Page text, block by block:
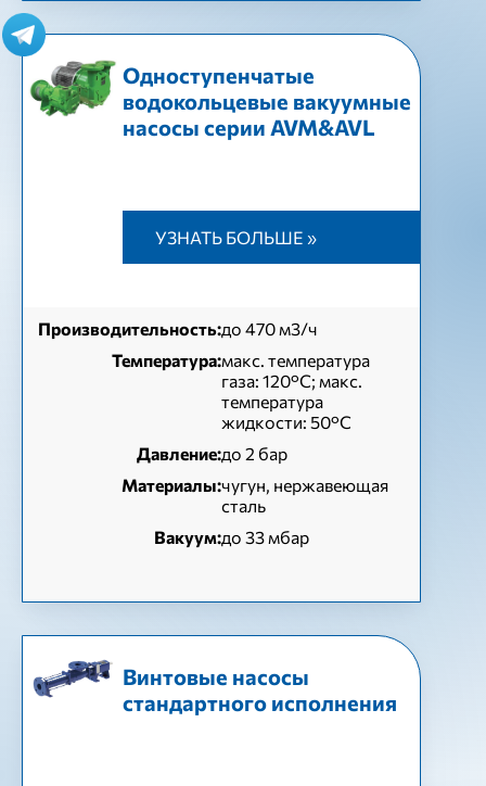
Одноступенчатые
водокольцевые вакуумные
насосы серии AVM&AVL
УЗНАТЬ БОЛЬШЕ »
Производительность:до 470 м3/ч
Температура:макс. температура
газа: 120°C; макс.
температура
жидкости: 50°C
Давление:до 2 бар
Материалы:чугун, нержавеющая
сталь
Вакуум:до 33 мбар
Винтовые насосы
стандартного исполнения